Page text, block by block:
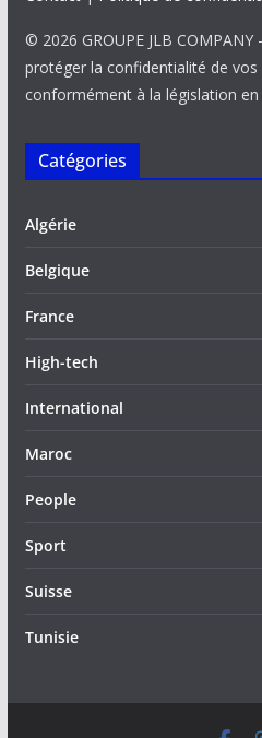
© 2026 GROUPE JLB COMPANY
protéger la confidentialité de
conformément à la législation en
Catégories
Algérie
Belgique
France
High-tech
International
Maroc
People
Sport
Suisse
Tunisie